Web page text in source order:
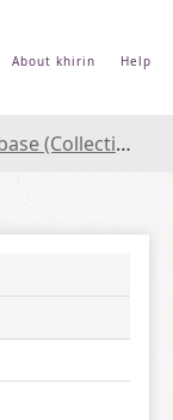
About khirin Help
Museum of Japanese History)